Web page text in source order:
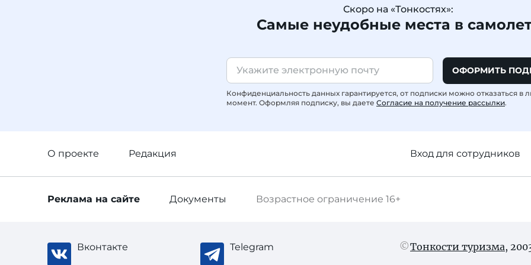
Скоро на «Тонкостях»:
Самые неудобные места в
ОФОРМИТЬ
Конфиденциальность данных гарантируется, от подписки можно отказаться в
момент. Оформляя подписку, вы даете Согласие на получение рассылки.
О проекте Редакция Вход для сотрудников
Возрастное ограничение 16+
Реклама на сайте Документы
Вконтакте Telegram Тонкости туризма,